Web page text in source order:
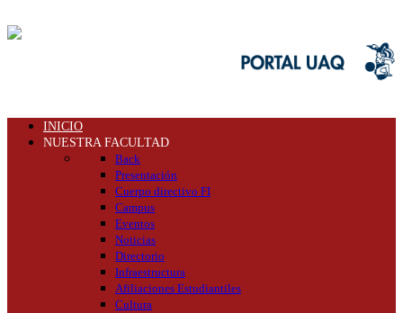
INICIO
NUESTRA FACULTAD
Back
Presentación
Cuerpo directivo FI
Campus
Eventos
Noticias
Directorio
Infraestructura
Afiliaciones Estudiantiles
Cultura